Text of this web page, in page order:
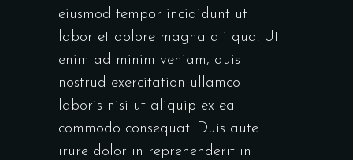
eiusmod tempor incididunt ut
labor et dolore magna ali qua. Ut
enim ad minim veniam, quis
nostrud exercitation ullamco
laboris nisi ut aliquip ex ea
commodo consequat. Duis aute
irure dolor in reprehenderit in